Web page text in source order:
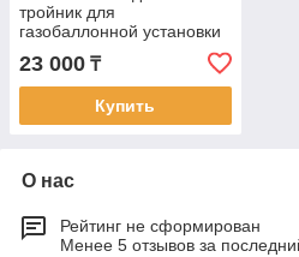
тройник для
газобаллонной установки
AG GF x Komb.A x AG GF.
Тип 0457200. Код ТН ВЭД
23 000 ₸
Купить
О нас
Рейтинг не сформирован
Менее 5 отзывов за